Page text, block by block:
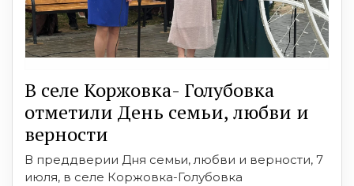
В селе Коржовка- Голубовка
отметили День семьи, любви и
верности
В преддверии Дня семьи, любви и верности, 7
июля, в селе Коржовка-Голубовка